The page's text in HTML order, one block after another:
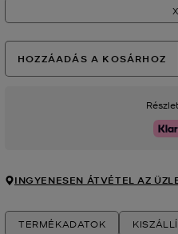
HOZZÁADÁS A KOSÁRHOZ
INGYENESEN ÁTVÉTEL AZ
TERMÉKADATOK